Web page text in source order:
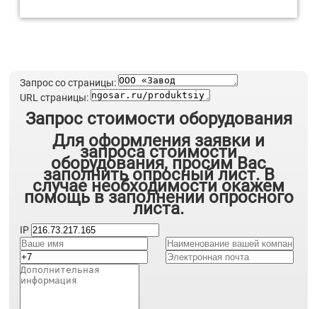
Запрос со страницы:
URL страницы:
Запрос стоимости оборудования
Для оформления заявки и
запроса стоимости
оборудования, просим Вас
заполнить опросный лист. В
случае необходимости окажем
помощь в заполнении опросного
листа.
IP